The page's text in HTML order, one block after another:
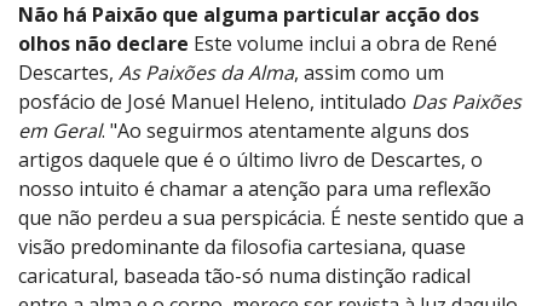
Não há Paixão que alguma particular acção dos
olhos não declare Este volume inclui a obra de René
Descartes, As Paixões da Alma, assim como um
posfácio de José Manuel Heleno, intitulado Das Paixões
em Geral. "Ao seguirmos atentamente alguns dos
artigos daquele que é o último livro de Descartes, o
nosso intuito é chamar a atenção para uma reflexão
que não perdeu a sua perspicácia. É neste sentido que a
visão predominante da filosofia cartesiana, quase
caricatural, baseada tão-só numa distinção radical